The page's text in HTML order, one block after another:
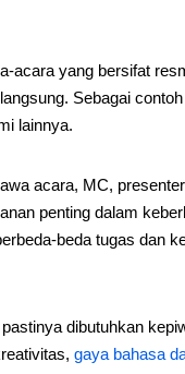
acara yang bersifat
Sebagai
lainnya.
acara, MC,
penting dalam
beda tugas dan
dibutuhkan
gaya bahasa